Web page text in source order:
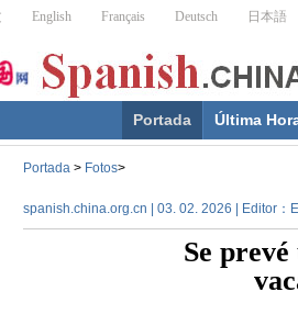
Portada Última
Portada > Fotos>
spanish.china.org.cn | 03. 02. 2026 | Editor：
Se